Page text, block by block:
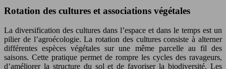
Rotation des cultures et associations végétales
La diversification des cultures dans l’espace et dans le temps est un
pilier de l’agroécologie. La rotation des cultures consiste à alterner
différentes espèces végétales sur une même parcelle au fil des
saisons. Cette pratique permet de rompre les cycles des ravageurs,
d’améliorer la structure du sol et de favoriser la biodiversité. Les